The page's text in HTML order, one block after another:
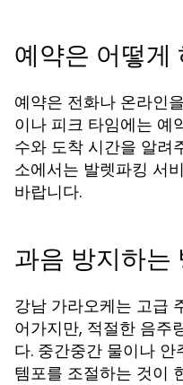
예약은 어떻게
예약은 전화나 온라인
이나 피크 타임에는 예
수와 도착 시간을 알려
소에서는 발렛파킹 서
바랍니다.
과음 방지하는
강남 가라오케는 고급
어가지만, 적절한 음주
다. 중간중간 물이나
템포를 조절하는 것이